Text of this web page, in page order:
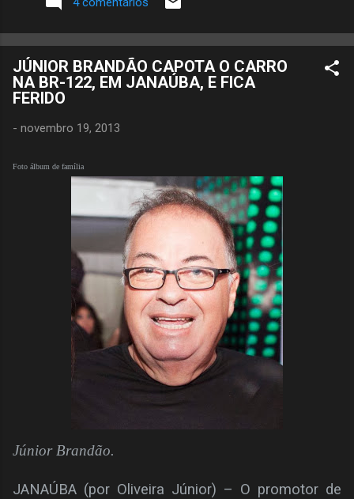
JÚNIOR BRANDÃO CAPOTA O CARRO
NA BR-122, EM JANAÚBA, E FICA
FERIDO
- novembro 19, 2013
Foto álbum de família
Júnior Brandão.
JANAÚBA (por Oliveira Júnior) – O promotor de